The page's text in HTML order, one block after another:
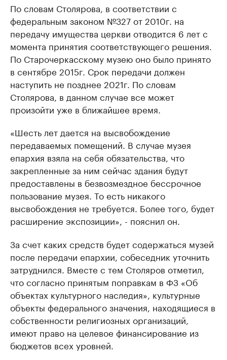
По словам Столярова, в соответствии с
федеральным законом №327 от 2010г. на
передачу имущества церкви отводится 6 лет с
момента принятия соответствующего решения.
По Старочеркасскому музею оно было принято
в сентябре 2015г. Срок передачи должен
наступить не позднее 2021г. По словам
Столярова, в данном случае все может
произойти уже в ближайшее время.
«Шесть лет дается на высвобождение
передаваемых помещений. В случае музея
епархия взяла на себя обязательства, что
закрепленные за ним сейчас здания будут
предоставлены в безвозмездное бессрочное
пользование музея. То есть никакого
высвобождения не требуется. Более того, будет
расширение экспозиции», - пояснил он.
За счет каких средств будет содержаться музей
после передачи епархии, собеседник уточнить
затруднился. Вместе с тем Столяров отметил,
что согласно принятым поправкам в ФЗ «Об
объектах культурного наследия», культурные
объекты федерального значения, находящиеся в
собственности религиозных организаций,
имеют право на целевое финансирование из
бюджетов всех уровней.